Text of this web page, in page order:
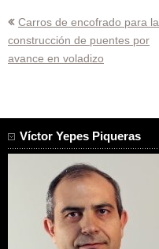
Navegación
de
Carros de encofrado para la
construcción de puentes por
avance en voladizo
Víctor Yepes Piqueras